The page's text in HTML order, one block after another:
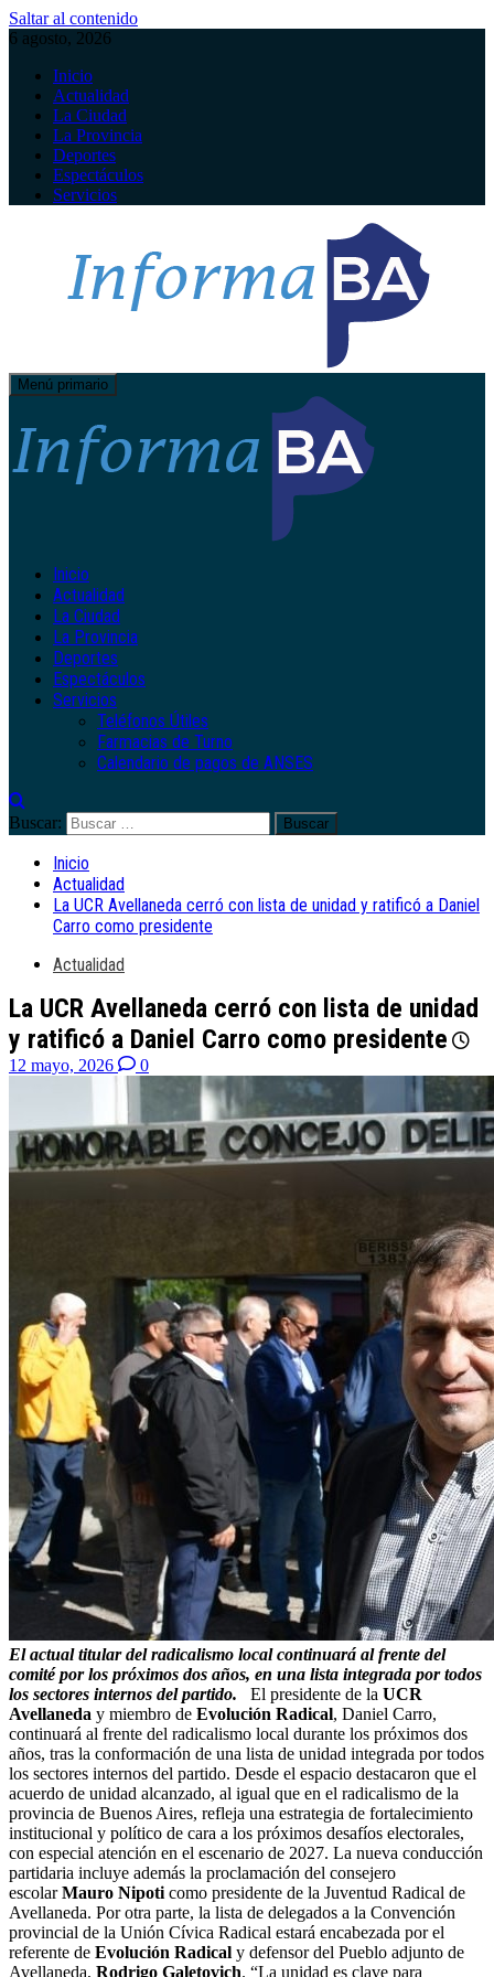
Saltar al contenido
6 agosto, 2026
Inicio
Actualidad
La Ciudad
La Provincia
Deportes
Espectáculos
Servicios
Menú primario
Inicio
Actualidad
La Ciudad
La Provincia
Deportes
Espectáculos
Servicios
Teléfonos Útiles
Farmacias de Turno
Calendario de pagos de ANSES
Buscar:
Inicio
Actualidad
La UCR Avellaneda cerró con lista de unidad y ratificó a Daniel
Carro como presidente
Actualidad
La UCR Avellaneda cerró con lista de unidad
y ratificó a Daniel Carro como presidente
12 mayo, 2026 0
El actual titular del radicalismo local continuará al frente del
comité por los próximos dos años, en una lista integrada por todos
los sectores internos del partido. El presidente de la UCR
Avellaneda y miembro de Evolución Radical, Daniel Carro,
continuará al frente del radicalismo local durante los próximos dos
años, tras la conformación de una lista de unidad integrada por todos
los sectores internos del partido. Desde el espacio destacaron que el
acuerdo de unidad alcanzado, al igual que en el radicalismo de la
provincia de Buenos Aires, refleja una estrategia de fortalecimiento
institucional y político de cara a los próximos desafíos electorales,
con especial atención en el escenario de 2027. La nueva conducción
partidaria incluye además la proclamación del consejero
escolarMauro Nipoti como presidente de la Juventud Radical de
Avellaneda. Por otra parte, la lista de delegados a la Convención
provincial de la Unión Cívica Radical estará encabezada por el
referente de Evolución Radical y defensor del Pueblo adjunto de
Avellaneda, Rodrigo Galetovich. “La unidad es clave para